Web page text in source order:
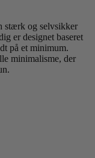
stærk og selvsikker
er designet baseret
på et minimum.
minimalisme, der